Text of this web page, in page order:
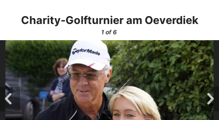
Cha­ri­ty-Golf­tur­nier am Oeverdiek
1of 6